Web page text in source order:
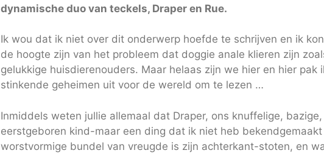
dynamische duo van teckels, Draper en Rue.
Ik wou dat ik niet over dit onderwerp hoefde te schrijven en ik
de hoogte zijn van het probleem dat doggie anale klieren zijn
gelukkige huisdierenouders. Maar helaas zijn we hier en hier pak
stinkende geheimen uit voor de wereld om te lezen …
Inmiddels weten jullie allemaal dat Draper, ons knuffelige,
eerstgeboren kind-maar een ding dat ik niet heb bekendgemaakt
worstvormige bundel van vreugde is zijn achterkant-stoten, en